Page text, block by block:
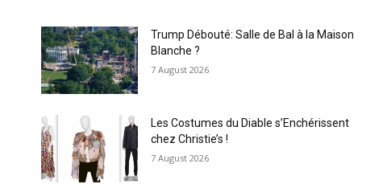
Trump Débouté: Salle de Bal à la Maison
Blanche ?
7 August 2026
Les Costumes du Diable s’Enchérissent
chez Christie’s !
7 August 2026